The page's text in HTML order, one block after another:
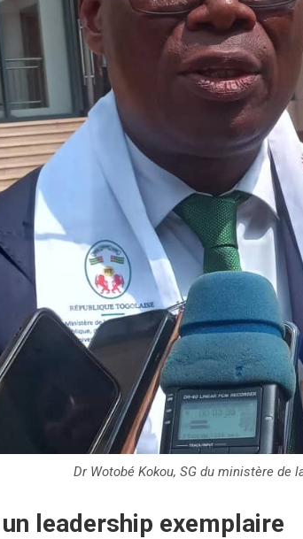
Dr Wotobé Kokou, SG du ministère de
un leadership exemplaire